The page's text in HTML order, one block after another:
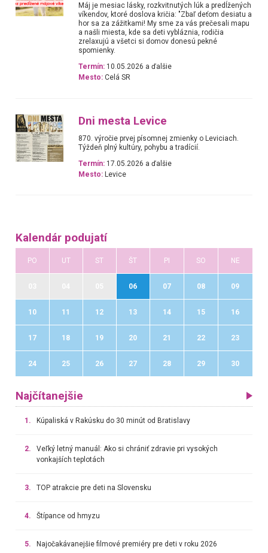
Máj je mesiac lásky, rozkvitnutých lúk a predĺžených
víkendov, ktoré doslova kričia: "Zbaľ deťom desiatu a
hor sa za zážitkami! My sme za vás prečesali mapu
a našli miesta, kde sa deti vybláznia, rodičia
zrelaxujú a všetci si domov donesú pekné
spomienky.
Termín: 10.05.2026 a ďalšie
Mesto: Celá SR
Dni mesta Levice
870. výročie prvej písomnej zmienky o Leviciach.
Týždeň plný kultúry, pohybu a tradícií.
Termín: 17.05.2026 a ďalšie
Mesto: Levice
Kalendár podujatí
PO UT ST ŠT PI SO NE
06 07 08 09
10 11 12 13 14 15 16
17 18 19 20 21 22 23
24 25 26 27 28 29 30
Najčítanejšie
1. Kúpaliská v Rakúsku do 30 minút od Bratislavy
2.
Veľký letný manuál: Ako si chrániť zdravie pri vysokých
vonkajších teplotách
3. TOP atrakcie pre deti na Slovensku
4. Štípance od hmyzu
5. Najočakávanejšie filmové premiéry pre deti v roku 2026